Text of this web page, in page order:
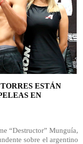
ESTÁN
EN
“Destructor” Munguía,
sobre el argentino